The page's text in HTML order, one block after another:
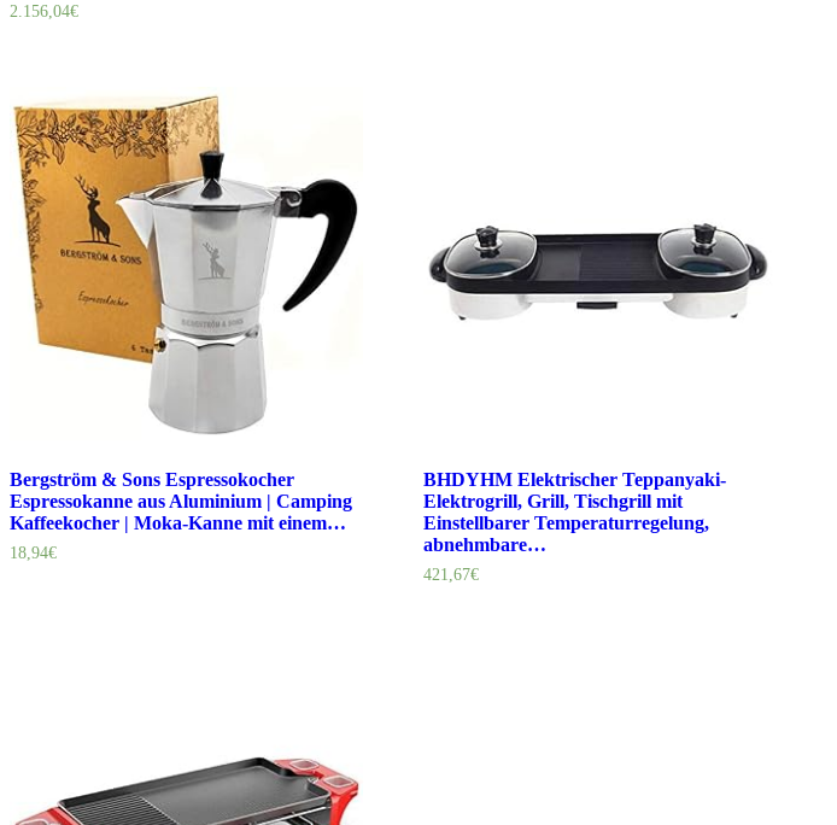
2.156,04€
Bergström & Sons Espressokocher
Espressokanne aus Aluminium | Camping
Kaffeekocher | Moka-Kanne mit einem…
18,94€
BHDYHM Elektrischer Teppanyaki-
Elektrogrill, Grill, Tischgrill mit
Einstellbarer Temperaturregelung,
abnehmbare…
421,67€